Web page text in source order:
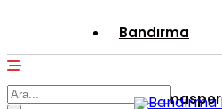
Bandırma
Bandırmaspor